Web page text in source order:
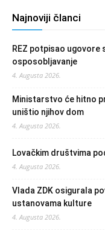
Najnoviji članci
REZ potpisao
osposobljavanje
4. Augusta 2026.
Ministarstvo će hitno
uništio njihov dom
4. Augusta 2026.
Lovačkim društvima
4. Augusta 2026.
Vlada ZDK osigurala
ustanovama kulture
4. Augusta 2026.